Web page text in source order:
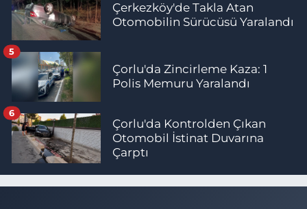
Çerkezköy'de Takla Atan
Otomobilin Sürücüsü Yaralandı
Çorlu'da Zincirleme Kaza: 1
Polis Memuru Yaralandı
5
Çorlu'da Kontrolden Çıkan
Otomobil İstinat Duvarına
Çarptı
6